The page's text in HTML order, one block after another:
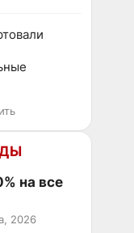
на все
2026